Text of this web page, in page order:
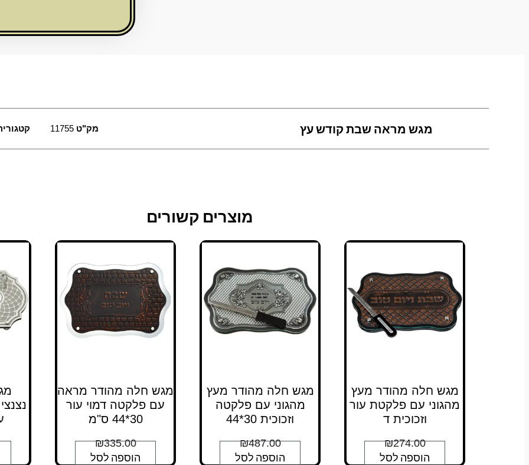
מגש מראה שבת קודש עץ מק"ט 11755
מוצרים קשורים
מגש חלה מהודר מעץ
מהגוני עם פלקטת עור
וזכוכית ד
₪274.00
הוספה לסל
מגש חלה מהודר מעץ
מהגוני עם פלקטה
וזכוכית 30*44
₪487.00
הוספה לסל
מגש חלה מהודר מראה
עם פלקטה דמוי עור
30*44 ס"מ
₪335.00
הוספה לסל